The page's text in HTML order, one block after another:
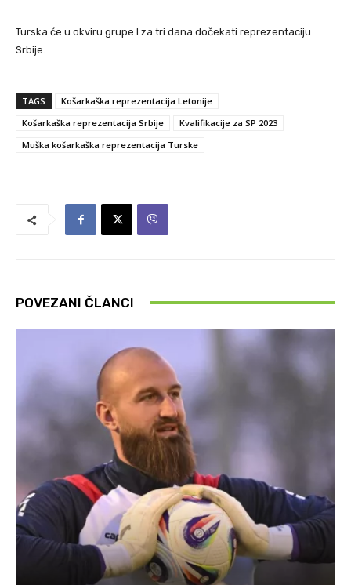
Turska će u okviru grupe I za tri dana dočekati reprezentaciju
Srbije.
TAGS
Košarkaška reprezentacija Letonije
Košarkaška reprezentacija Srbije
Kvalifikacije za SP 2023
Muška košarkaška reprezentacija Turske
POVEZANI ČLANCI